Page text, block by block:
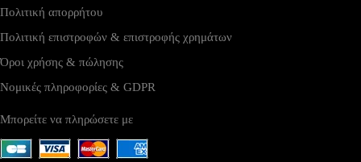
Πολιτική απορρήτου
Πολιτική επιστροφών & επιστροφής χρημάτων
Όροι χρήσης & πώλησης
Νομικές πληροφορίες & GDPR
Μπορείτε να πληρώσετε με